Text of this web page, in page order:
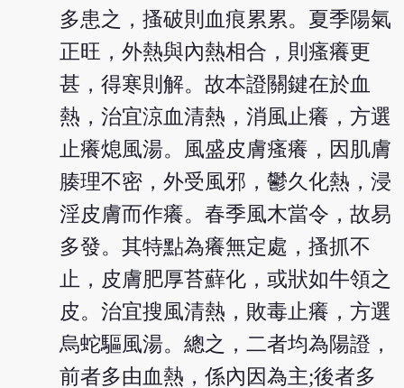
多患之，搔破則血痕累累。夏季陽氣
正旺，外熱與內熱相合，則瘙癢更
甚，得寒則解。故本證關鍵在於血
熱，治宜涼血清熱，消風止癢，方選
止癢熄風湯。風盛皮膚瘙癢，因肌膚
腠理不密，外受風邪，鬱久化熱，浸
淫皮膚而作癢。春季風木當令，故易
多發。其特點為癢無定處，搔抓不
止，皮膚肥厚苔蘚化，或狀如牛領之
皮。治宜搜風清熱，敗毒止癢，方選
烏蛇驅風湯。總之，二者均為陽證，
前者多由血熱，係內因為主;後者多